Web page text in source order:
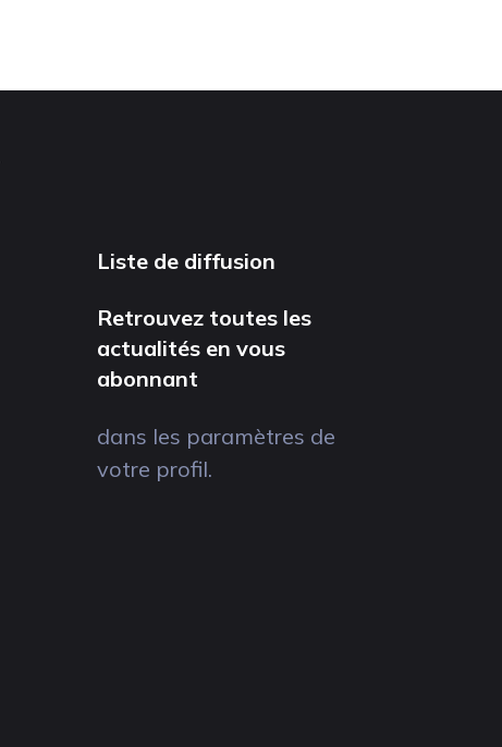
Liste de diffusion
Retrouvez toutes les
actualités en vous
abonnant
dans les paramètres de
votre profil.